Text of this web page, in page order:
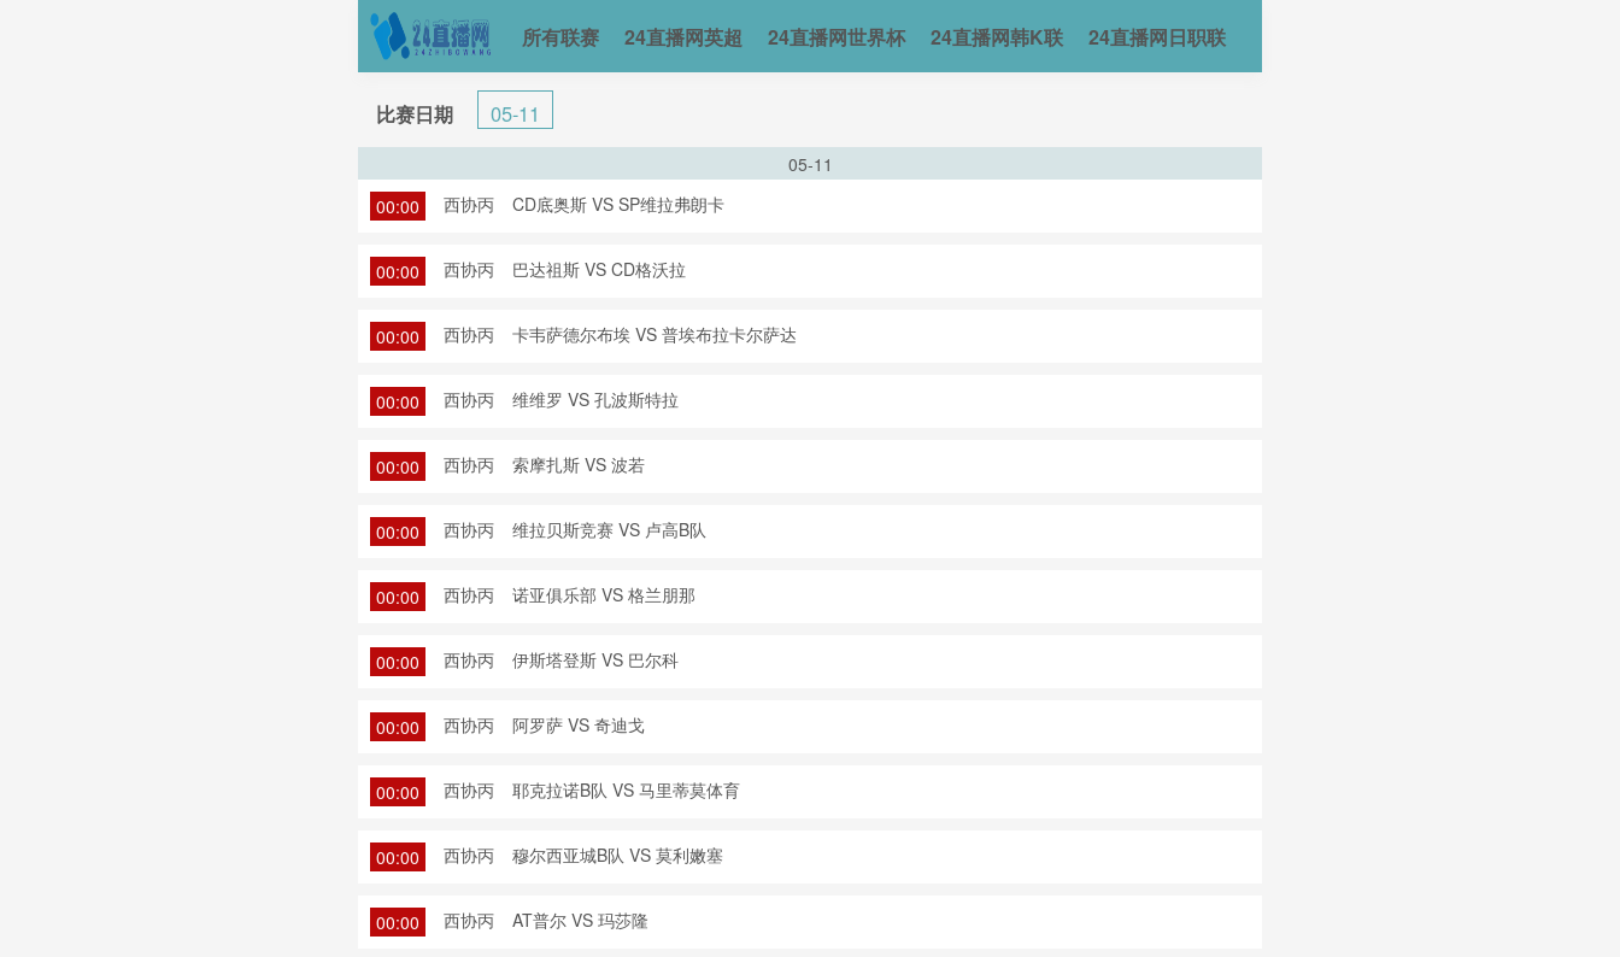
所有联赛 24直播网英超 24直播网世界杯 24直播网韩K联 24直播网日职联
比赛日期 05-11
05-11
00:00
西协丙 CD底奥斯 VS SP维拉弗朗卡
00:00 西协丙 巴达祖斯 VS CD格沃拉
00:00 西协丙 卡韦萨德尔布埃 VS 普埃布拉卡尔萨达
00:00 西协丙 维维罗 VS 孔波斯特拉
00:00 西协丙 索摩扎斯 VS 波若
00:00 西协丙 维拉贝斯竞赛 VS 卢高B队
00:00 西协丙 诺亚俱乐部 VS 格兰朋那
00:00 西协丙 伊斯塔登斯 VS 巴尔科
00:00 西协丙 阿罗萨 VS 奇迪戈
00:00 西协丙 耶克拉诺B队 VS 马里蒂莫体育
00:00 西协丙 穆尔西亚城B队 VS 莫利嫩塞
00:00 西协丙 AT普尔 VS 玛莎隆